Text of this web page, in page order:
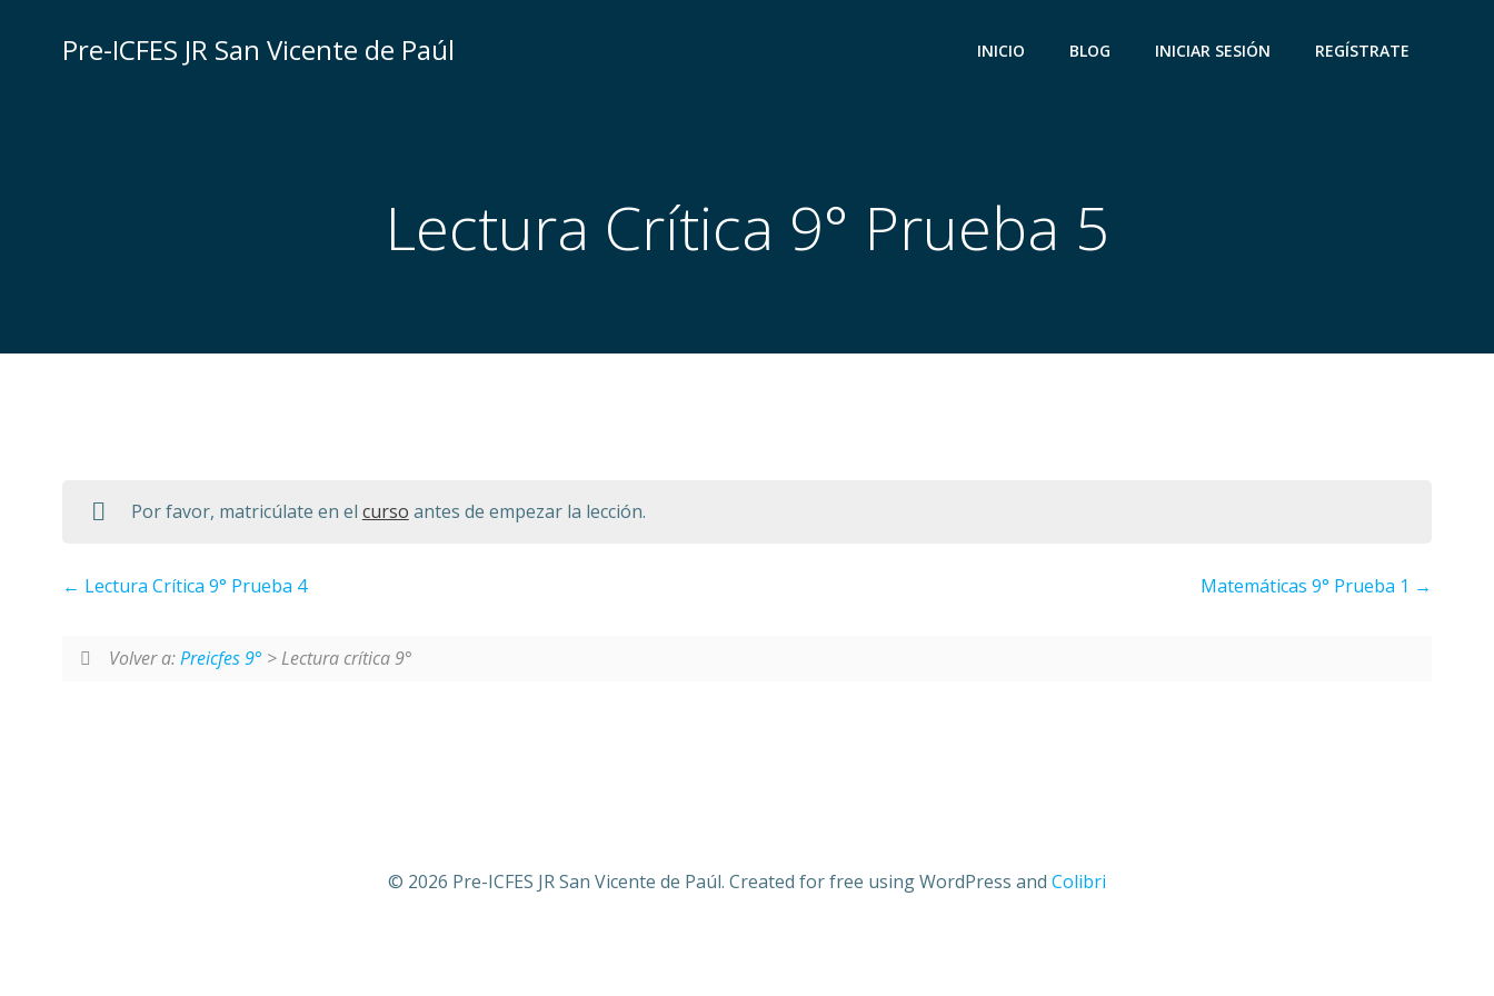
contenidoPre-ICFES JR San Vicente de Paúl INICIO BLOG INICIAR SESIÓN REGÍSTRATE
Lectura Crítica 9° Prueba 5
Por favor, matricúlate en el curso antes de empezar la lección.
Lectura Crítica 9° Prueba 4 Matemáticas 9° Prueba 1
Volver a:Preicfes 9° > Lectura crítica 9°
© 2026 Pre-ICFES JR San Vicente de Paúl. Created for free using WordPress and Colibri